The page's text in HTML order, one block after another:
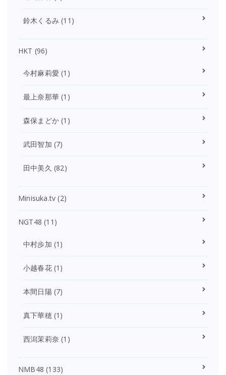
鈴木くるみ (11)
HKT (96)
今村麻莉愛 (1)
最上奈那華 (1)
森保まどか (1)
武田智加 (7)
田中美久 (82)
Minisuka.tv (2)
NGT48 (11)
中村歩加 (1)
小越春花(1)
本間日陽(7)
真下華穂(1)
西潟茉莉奈 (1)
NMB48 (133)